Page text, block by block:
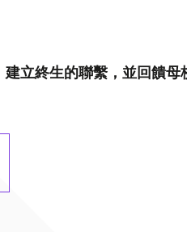
立終生的聯繫，並回饋母